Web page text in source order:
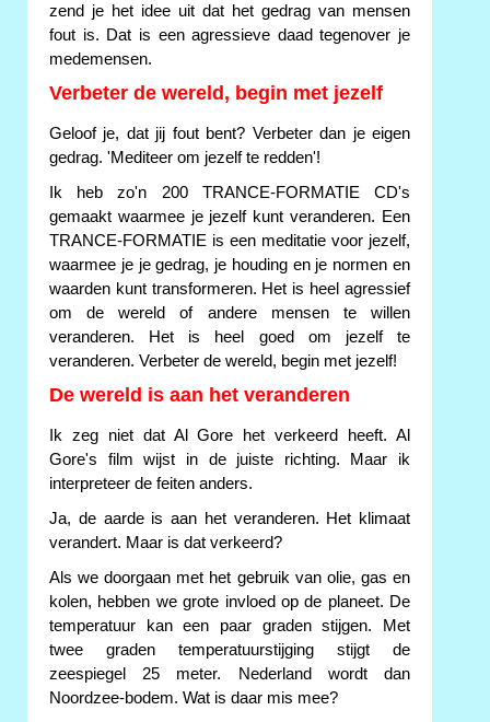
zend je het idee uit dat het gedrag van mensen
fout is. Dat is een agressieve daad tegenover je
medemensen.
Verbeter de wereld, begin met jezelf
Geloof je, dat jij fout bent? Verbeter dan je eigen
gedrag. 'Mediteer om jezelf te redden'!
Ik heb zo'n 200 TRANCE-FORMATIE CD's
gemaakt waarmee je jezelf kunt veranderen. Een
TRANCE-FORMATIE is een meditatie voor jezelf,
waarmee je je gedrag, je houding en je normen en
waarden kunt transformeren. Het is heel agressief
om de wereld of andere mensen te willen
veranderen. Het is heel goed om jezelf te
veranderen. Verbeter de wereld, begin met jezelf!
De wereld is aan het veranderen
Ik zeg niet dat Al Gore het verkeerd heeft. Al
Gore's film wijst in de juiste richting. Maar ik
interpreteer de feiten anders.
Ja, de aarde is aan het veranderen. Het klimaat
verandert. Maar is dat verkeerd?
Als we doorgaan met het gebruik van olie, gas en
kolen, hebben we grote invloed op de planeet. De
temperatuur kan een paar graden stijgen. Met
twee graden temperatuurstijging stijgt de
zeespiegel 25 meter. Nederland wordt dan
Noordzee-bodem. Wat is daar mis mee?